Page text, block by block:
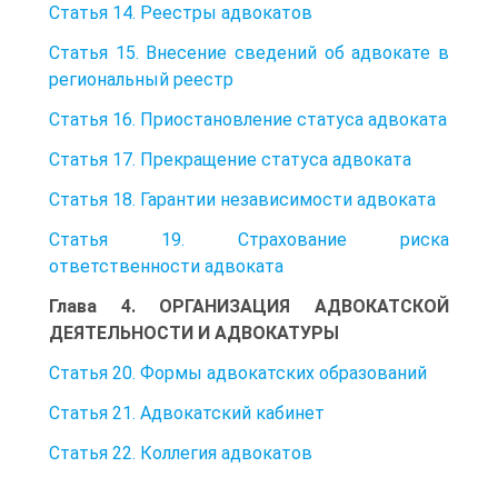
Статья 14. Реестры адвокатов
Статья 15. Внесение сведений об адвокате в
региональный реестр
Статья 16. Приостановление статуса адвоката
Статья 17. Прекращение статуса адвоката
Статья 18. Гарантии независимости адвоката
Статья 19. Страхование риска
ответственности адвоката
Глава 4. ОРГАНИЗАЦИЯ АДВОКАТСКОЙ
ДЕЯТЕЛЬНОСТИ И АДВОКАТУРЫ
Статья 20. Формы адвокатских образований
Статья 21. Адвокатский кабинет
Статья 22. Коллегия адвокатов